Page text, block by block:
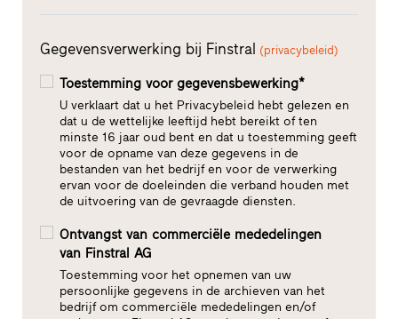
Gegevensverwerking bij Finstral (privacybeleid)
Toestemming voor gegevensbewerking*
U verklaart dat u het Privacybeleid hebt gelezen en
dat u de wettelijke leeftijd hebt bereikt of ten
minste 16 jaar oud bent en dat u toestemming geeft
voor de opname van deze gegevens in de
bestanden van het bedrijf en voor de verwerking
ervan voor de doeleinden die verband houden met
de uitvoering van de gevraagde diensten.
Ontvangst van commerciële mededelingen
van Finstral AG
Toestemming voor het opnemen van uw
persoonlijke gegevens in de archieven van het
bedrijf om commerciële mededelingen en/of